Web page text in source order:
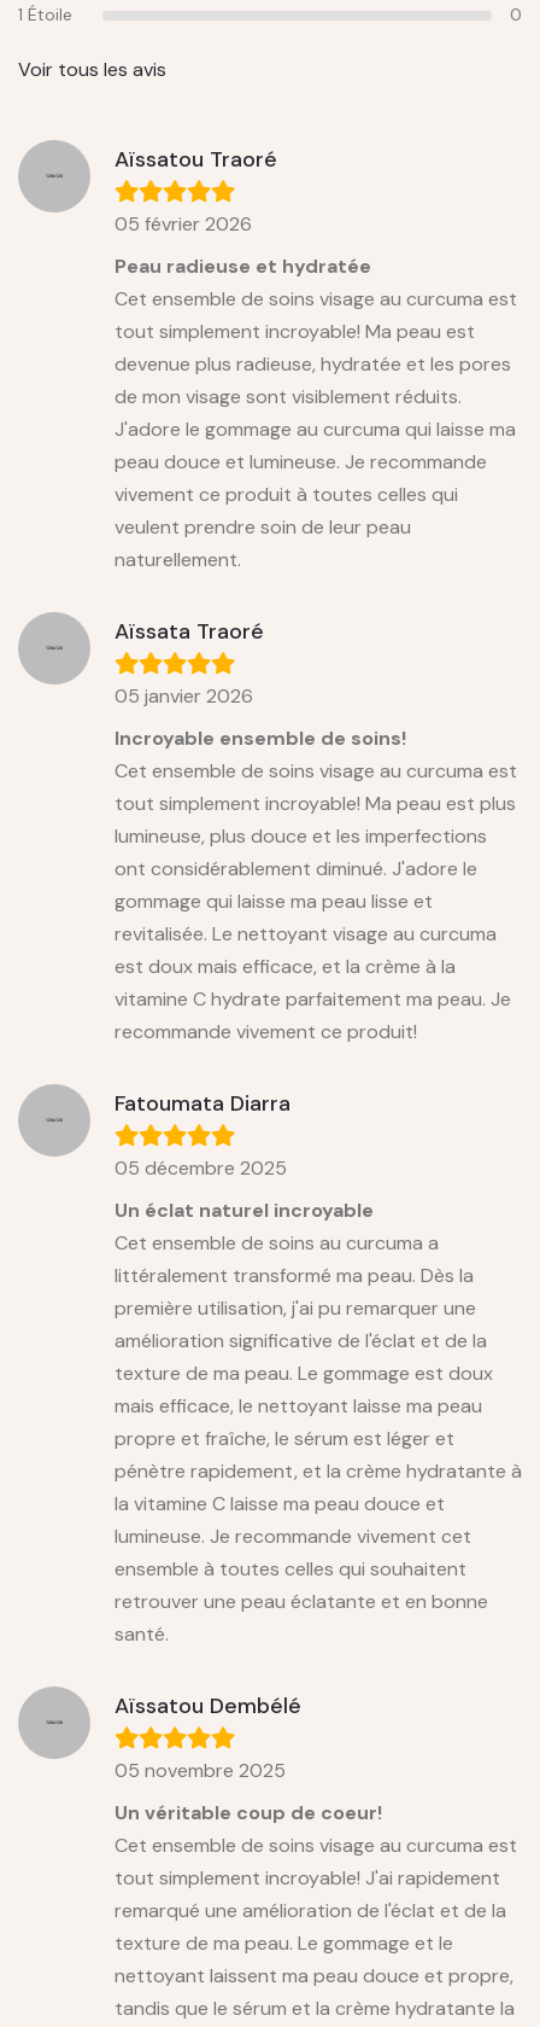
1 Étoile 0
Voir tous les avis
Aïssatou Traoré
05 février 2026
Peau radieuse et hydratée
Cet ensemble de soins visage au curcuma est
tout simplement incroyable! Ma peau est
devenue plus radieuse, hydratée et les pores
de mon visage sont visiblement réduits.
J'adore le gommage au curcuma qui laisse ma
peau douce et lumineuse. Je recommande
vivement ce produit à toutes celles qui
veulent prendre soin de leur peau
naturellement.
Aïssata Traoré
05 janvier 2026
Incroyable ensemble de soins!
Cet ensemble de soins visage au curcuma est
tout simplement incroyable! Ma peau est plus
lumineuse, plus douce et les imperfections
ont considérablement diminué. J'adore le
gommage qui laisse ma peau lisse et
revitalisée. Le nettoyant visage au curcuma
est doux mais efficace, et la crème à la
vitamine C hydrate parfaitement ma peau. Je
recommande vivement ce produit!
Fatoumata Diarra
05 décembre 2025
Un éclat naturel incroyable
Cet ensemble de soins au curcuma a
littéralement transformé ma peau. Dès la
première utilisation, j'ai pu remarquer une
amélioration significative de l'éclat et de la
texture de ma peau. Le gommage est doux
mais efficace, le nettoyant laisse ma peau
propre et fraîche, le sérum est léger et
pénètre rapidement, et la crème hydratante à
la vitamine C laisse ma peau douce et
lumineuse. Je recommande vivement cet
ensemble à toutes celles qui souhaitent
retrouver une peau éclatante et en bonne
santé.
Aïssatou Dembélé
05 novembre 2025
Un véritable coup de coeur!
Cet ensemble de soins visage au curcuma est
tout simplement incroyable! J'ai rapidement
remarqué une amélioration de l'éclat et de la
texture de ma peau. Le gommage et le
nettoyant laissent ma peau douce et propre,
tandis que le sérum et la crème hydratante la